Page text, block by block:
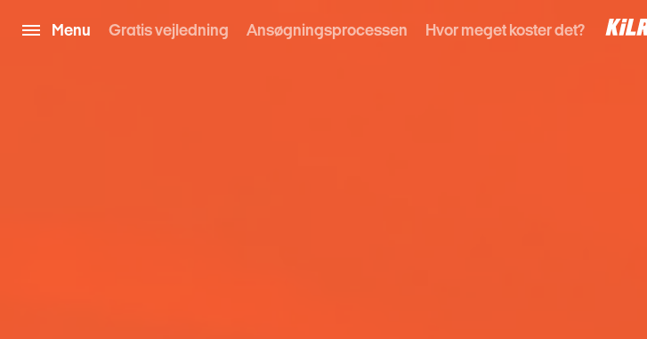
Menu Gratis vejledning Ansøgningsprocessen Hvor meget koster det?